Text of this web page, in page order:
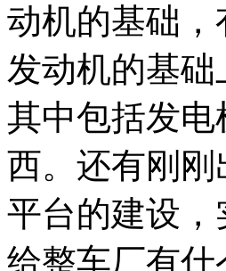
动机的基础
发动机的基
其中包括发
西。还有刚
平台的建设
给整车厂有